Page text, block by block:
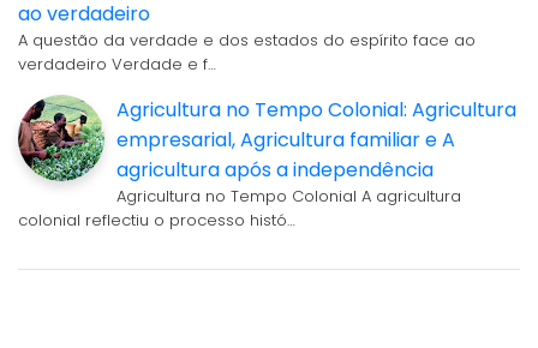
ao verdadeiro
A questão da verdade e dos estados do espírito face ao
verdadeiro Verdade e f…
Agricultura no Tempo Colonial: Agricultura
empresarial, Agricultura familiar e A
agricultura após a independência
Agricultura no Tempo Colonial A agricultura
colonial reflectiu o processo histó…